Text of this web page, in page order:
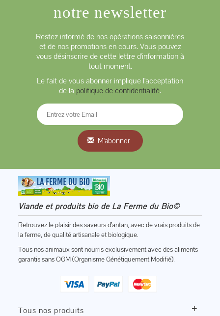
notre newsletter
Restez informé de nos opérations saisonnières
et de nos promotions en cours. Vous pouvez
vous désinscrire de cette lettre d'information à
tout moment.
Le fait de vous abonner implique l'acceptation
de la politique de confidentialité.
M'abonner
Viande et produits bio de La Ferme du Bio©
Retrouvez le plaisir des saveurs d’antan, avec de vrais produits de
la ferme, de qualité artisanale et biologique.
Tous nos animaux sont nourris exclusivement avec des aliments
garantis sans OGM (Organisme Génétiquement Modifié).
Tous nos produits +